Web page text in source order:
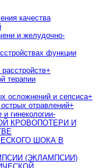
качества
и желудочно-
функции
+
терапии
осложнений и сепсиса+
отравлений+
гинекологии-
КРОВОПОТЕРИ И
ШОКА В
(ЭКЛАМПСИИ)